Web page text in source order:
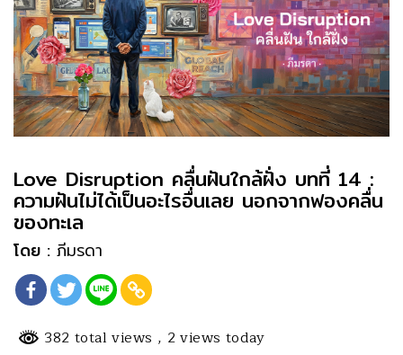
Love Disruption คลื่นฝันใกล้ฝั่ง บทที่ 14 :
ความฝันไม่ได้เป็นอะไรอื่นเลย นอกจากฟองคลื่น
ของทะเล
โดย : ภีมรดา
382 total views , 2 views today